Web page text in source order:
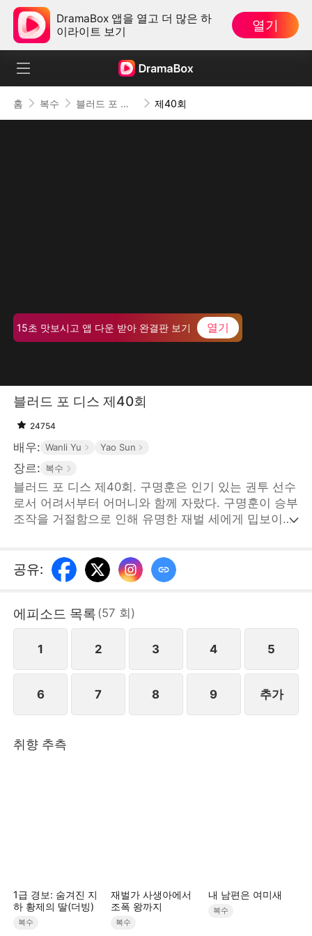
DramaBox 앱을 열고 더 많은 하
이라이트 보기
열기
홈 복수 블러드 포 디스 제40회
15초 맛보시고 앱 다운 받아 완결판 보기 열기
블러드 포 디스 제40회
24754
배우: Wanli Yu Yao Sun
장르: 복수
블러드 포 디스 제40회. 구명훈은 인기 있는 권투 선수
로서 어려서부터 어머니와 함께 자랐다. 구명훈이 승부
조작을 거절함으로 인해 유명한 재벌 세에게 밉보이고
PTE.LTD
공유:
에피소드 목록 (57 회 )
1 2 3 4 5
6 7 8 9 추가
취향 추측
1급 경보: 숨겨진 지
하 황제의 딸(더빙)
복수
재벌가 사생아에서
조폭 왕까지
복수
내 남편은 여미새
복수